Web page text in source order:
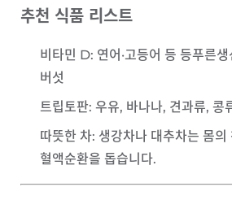
추천 식품 리스트
비타민 D: 연어·고등어 등 등푸른
버섯
트립토판: 우유, 바나나, 견과류, 콩
따뜻한 차: 생강차나 대추차는 몸의
혈액순환을 돕습니다.